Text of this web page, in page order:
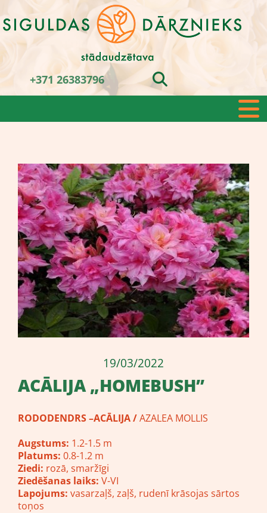
+371 26383796
19/03/2022
ACĀLIJA „HOMEBUSH”
RODODENDRS –ACĀLIJA /AZALEA MOLLIS
Augstums: 1.2-1.5 m
Platums: 0.8-1.2 m
Ziedi: rozā, smaržīgi
Ziedēšanas laiks: V-VI
Lapojums: vasarzaļš, zaļš, rudenī krāsojas sārtos
toņos